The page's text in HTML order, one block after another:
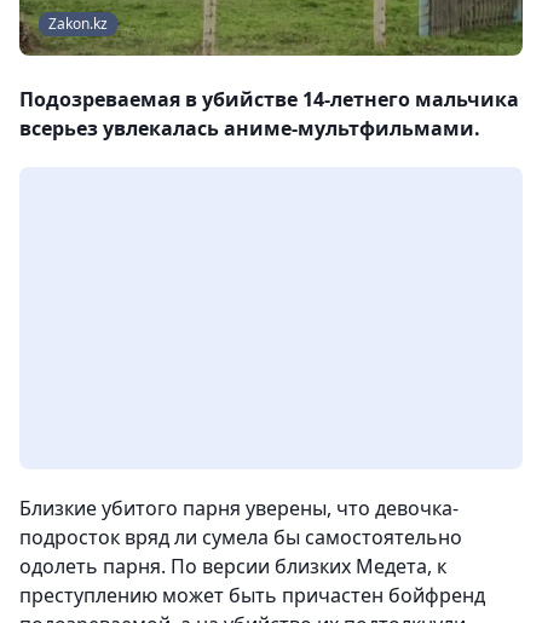
Zakon.kz
Подозреваемая в убийстве 14-летнего мальчика
всерьез увлекалась аниме-мультфильмами.
Близкие убитого парня уверены, что девочка-
подросток вряд ли сумела бы самостоятельно
одолеть парня. По версии близких Медета, к
преступлению может быть причастен бойфренд